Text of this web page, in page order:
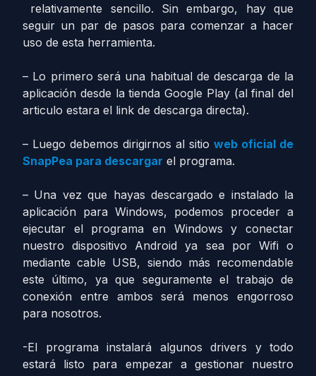
relativamente sencillo. Sin embargo, hay que
seguir un par de pasos para comenzar a hacer
uso de esta herramienta.
– Lo primero será una habitual de descarga de la
aplicación desde la tienda Google Play (al final del
articulo estara el link de descarga directa).
– Luego debemos dirigirnos al sitio web oficial de
SnapPea para descargar el programa.
– Una vez que hayas descargado e instalado la
aplicación para Windows, podemos proceder a
ejecutar el programa en Windows y conectar
nuestro dispositivo Android ya sea por Wifi o
mediante cable USB, siendo más recomendable
este último, ya que seguramente el trabajo de
conexión entre ambos será menos engorroso
para nosotros.
-El programa instalará algunos drivers y todo
estará listo para empezar a gestionar nuestro